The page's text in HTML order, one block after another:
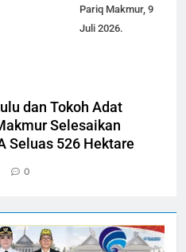
Pariq Makmur, 9
Juli 2026.
dan Tokoh Adat
Selesaikan
Seluas 526 Hektare
0